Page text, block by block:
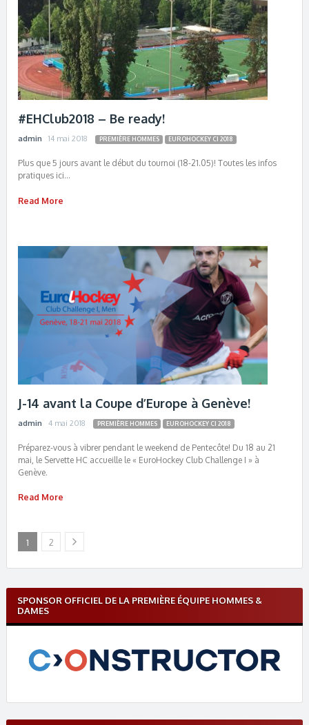
#EHClub2018 – Be ready!
admin 14 mai 2018 PREMIÈRE HOMMES EUROHOCKEY CI 2018
Plus que 5 jours avant le début du tournoi (18-21.05)! Toutes les infos
pratiques ici…
Read More
J-14 avant la Coupe d’Europe à Genève!
admin 4 mai 2018 PREMIÈRE HOMMES EUROHOCKEY CI 2018
Préparez-vous à vibrer pendant le weekend de Pentecôte! Du 18 au 21
mai, le Servette HC accueille le « EuroHockey Club Challenge I » à
Genève.
Read More
1 2
SPONSOR OFFICIEL DE LA PREMIÈRE ÉQUIPE HOMMES &
DAMES